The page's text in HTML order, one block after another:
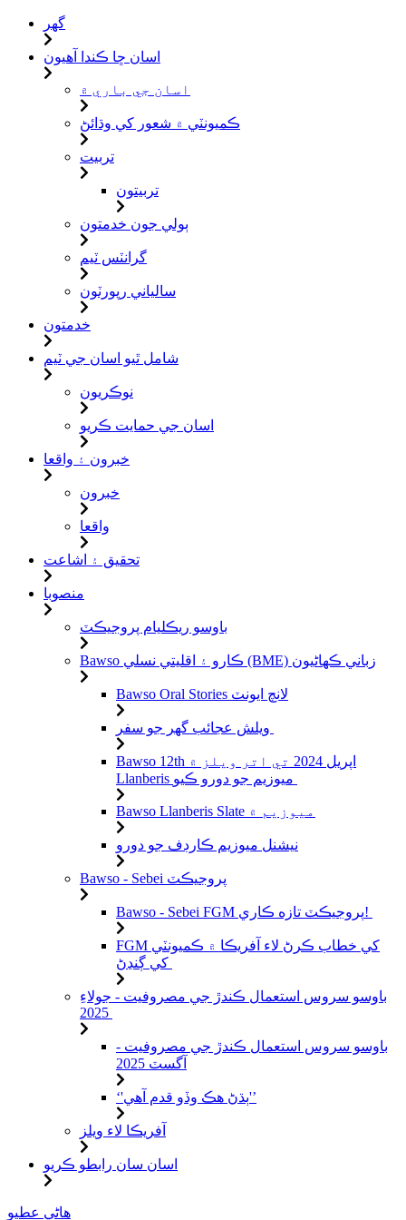
گهر
اسان ڇا ڪندا آهيون
اسان جي باري ۾
ڪميونٽي ۾ شعور کي وڌائڻ
تربيت
تربيتون
ٻولي جون خدمتون
گرانٽس ٽيم
سالياني رپورٽون
خدمتون
شامل ٿيو اسان جي ٽيم
نوڪريون
اسان جي حمايت ڪريو
خبرون ۽ واقعا
خبرون
واقعا
تحقيق ۽ اشاعت
منصوبا
باوسو ريڪليام پروجيڪٽ
Bawso ڪارو ۽ اقليتي نسلي (BME) زباني ڪهاڻيون
Bawso Oral Stories لانچ ايونٽ
Bawso 12th اپريل 2024 تي اتر ويلز ۾
Bawso Llanberis Slate ميوزيم ۾
نيشنل ميوزيم ڪارڊف جو دورو
Bawso - Sebei پروجيڪٽ
Bawso - Sebei FGM پروجيڪٽ تازه ڪاري!
FGM کي خطاب ڪرڻ لاء آفريڪا ۾ ڪميونٽي
باوسو سروس استعمال ڪندڙ جي مصروفيت - جولاءِ
باوسو سروس استعمال ڪندڙ جي مصروفيت -
آگسٽ 2025
‘'ٻڌڻ هڪ وڏو قدم آهي'’
آفريڪا لاء ويلز
اسان سان رابطو ڪريو
مواد
هاڻي عطيو